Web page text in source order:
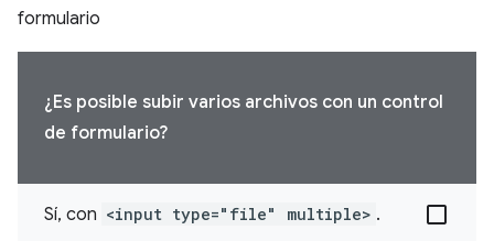
formulario
¿Es posible subir varios archivos con un control
de formulario?
Sí, con <input type="file" multiple> .